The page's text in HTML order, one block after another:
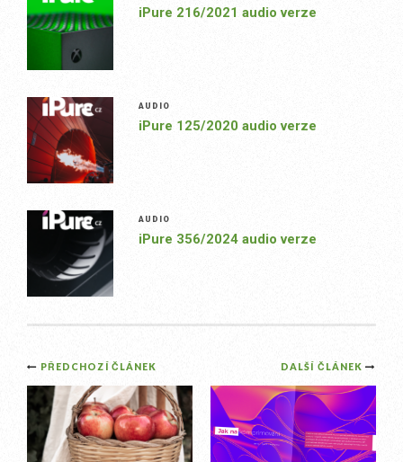
iPure 216/2021 audio verze
AUDIO
iPure 125/2020 audio verze
AUDIO
iPure 356/2024 audio verze
Post
navigation
DALŠÍ ČLÁNEK
PŘEDCHOZÍ ČLÁNEK